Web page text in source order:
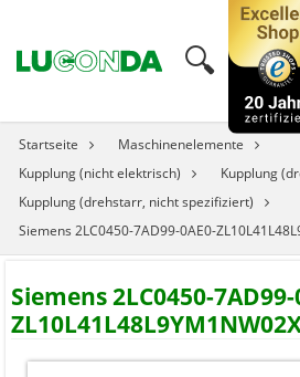
🔍︎
Startseite
Maschinenelemente
Kupplung (nicht elektrisch)
Kupplung
Kupplung (drehstarr, nicht spezifiziert)
Siemens 2LC0450-7AD99-0AE0-
Siemens 2LC0450-7AD99-